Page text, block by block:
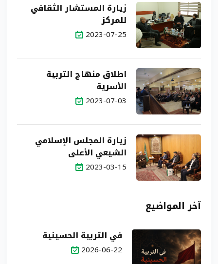
زيارة المستشار الثقافي
للمركز
2023-07-25
اطلاق منهاج التربية
الأسرية
2023-07-03
زيارة المجلس الإسلامي
الشيعي الأعلى
2023-03-15
آخر المواضيع
في التربية الحسينية
2026-06-22